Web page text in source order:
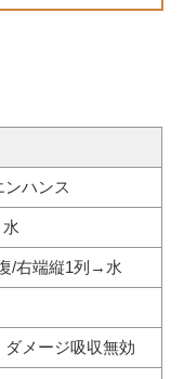
ハンス
/右端縦1列→水
メージ吸収無効